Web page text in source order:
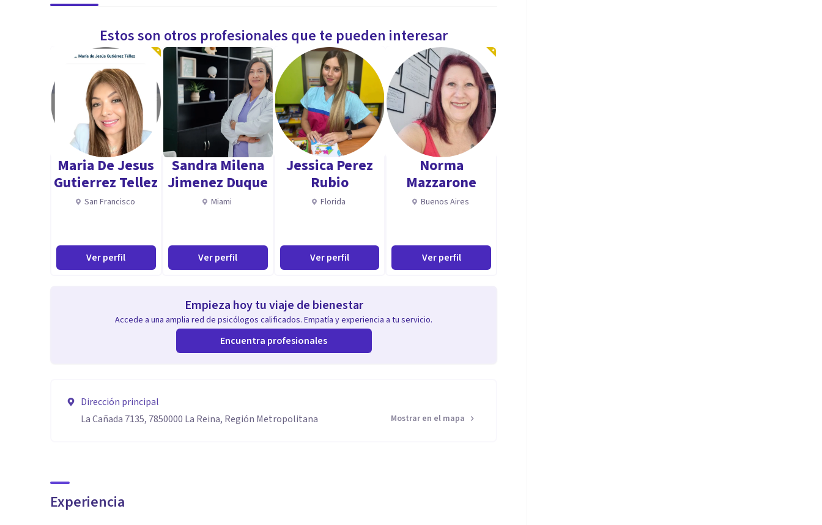
Estos son otros profesionales que te pueden interesar
Maria De Jesus
Gutierrez Tellez
San Francisco
Ver perfil
Sandra Milena
Jimenez Duque
Miami
Ver perfil
Jessica Perez
Rubio
Florida
Ver perfil
Norma
Mazzarone
Buenos Aires
Ver perfil
Empieza hoy tu viaje de bienestar
Accede a una amplia red de psicólogos calificados. Empatía y experiencia a tu servicio.
Encuentra profesionales
Dirección principal
La Cañada 7135, 7850000 La Reina, Región Metropolitana
Mostrar en el mapa
Experiencia